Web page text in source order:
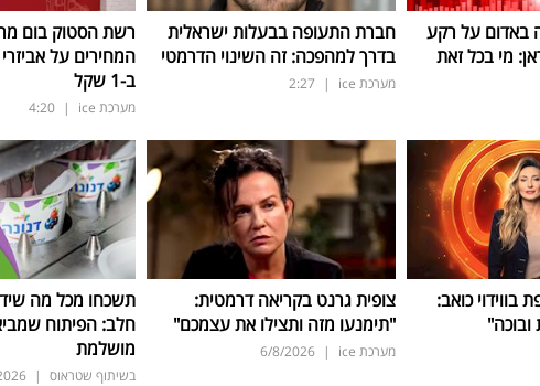
באדום על רקע
מי בכל זאת
חברת התעופה בבעלות ישראלית
בדרך למהפכה: זה השינוי הדרמטי
מערכת ice |
2:27
רשת הסטוק בום
המחירים על
ב-1 שקל
מערכת ice |
4:20
בווידוי כואב:
צופית גרנט בקריאה דרמטית:
"תימנעו מזה ותצילו את עצמכם"
מערכת ice |
6/8/2026
תשכחו מכל מה
חלב: הפיתוח שמביא
מושלמת
בשיתוף שטראוס |